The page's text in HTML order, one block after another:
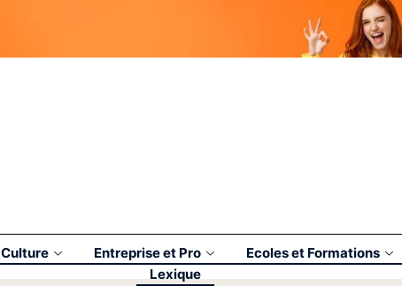
Culture Entreprise et Pro Ecoles et Formations
Lexique